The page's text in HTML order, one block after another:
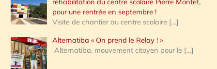
pour une rentrée en septembre !
Visite de chantier au centre scolaire […]
Alternatiba « On prend le Relay ! »
Alternatiba, mouvement citoyen pour le […]